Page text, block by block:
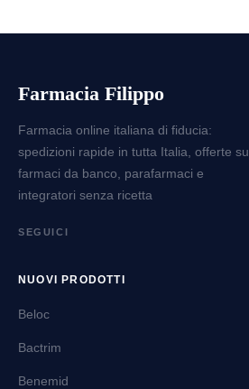
Farmacia Filippo
Farmacia online italiana di fiducia:
spedizioni rapide in tutta Italia, offerte su
farmaci da banco, parafarmaci e
integratori senza ricetta
SEGUICI
NUOVI PRODOTTI
Beloc
Bactrim
Benemid